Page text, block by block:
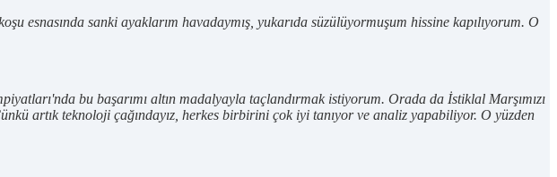
esnasında sanki ayaklarım havadaymış, yukarıda süzülüyormuşum hissine kapılıyorum. O
bu başarımı altın madalyayla taçlandırmak istiyorum. Orada da İstiklal Marşımızı
artık teknoloji çağındayız, herkes birbirini çok iyi tanıyor ve analiz yapabiliyor. O yüzden